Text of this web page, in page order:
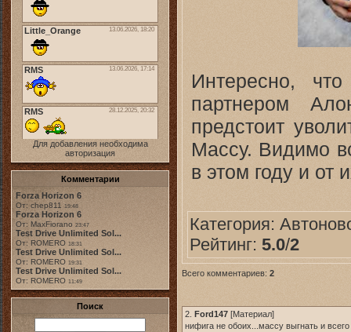
Для добавления необходима
авторизация
Комментарии
Forza Horizon 6
От: chep811 19:48
Forza Horizon 6
От: MaxFiorano 23:47
Test Drive Unlimited Sol...
От: ROMERO 18:31
Test Drive Unlimited Sol...
От: ROMERO 19:31
Test Drive Unlimited Sol...
От: ROMERO 11:49
Поиск
Интересно,
партнером
предстоит
Массу. Видимо
в этом году и от
Категория:
Рейтинг: 5.0/2
Всего комментариев: 2
2. Ford147 [Материал]
нифига не обоих...массу выгнать и